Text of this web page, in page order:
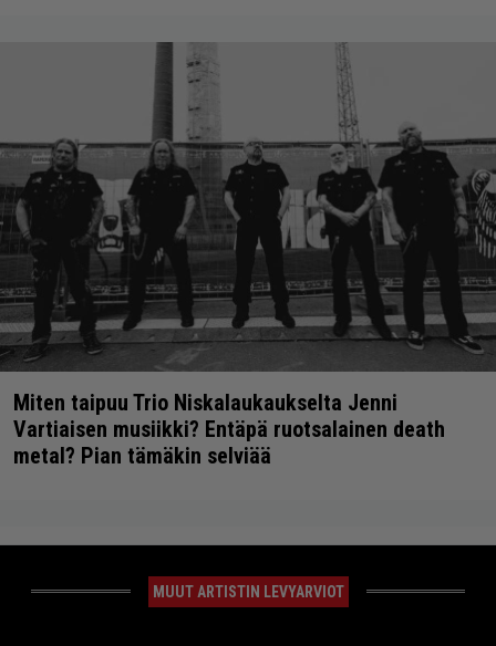
Miten taipuu Trio Niskalaukaukselta Jenni
Vartiaisen musiikki? Entäpä ruotsalainen death
metal? Pian tämäkin selviää
MUUT ARTISTIN LEVYARVIOT